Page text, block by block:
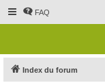
FAQ
Index du forum